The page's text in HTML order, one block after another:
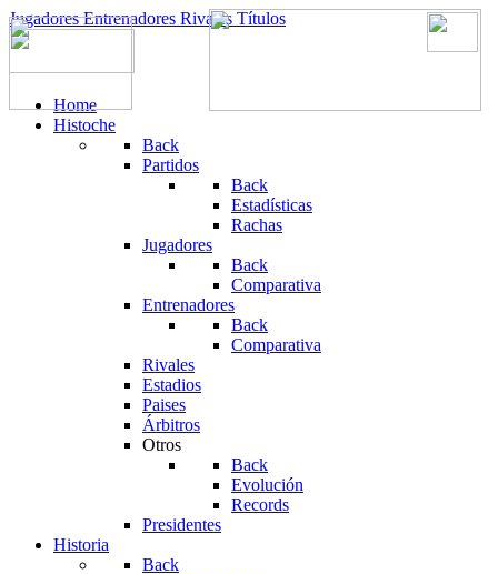
Jugadores Entrenadores Rivales Títulos
Home
Histoche
Back
Partidos
Back
Estadísticas
Rachas
Jugadores
Back
Comparativa
Entrenadores
Back
Comparativa
Rivales
Estadios
Paises
Árbitros
Otros
Back
Evolución
Records
Presidentes
Historia
Back